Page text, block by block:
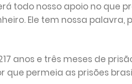
todo nosso apoio no que
Ele tem nossa palavra,
anos e três meses de
permeia as prisões